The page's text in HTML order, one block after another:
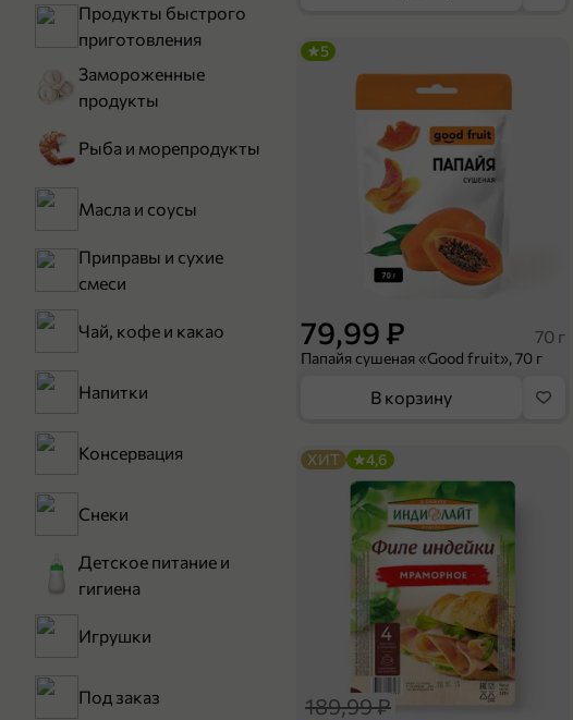
Продукты быстрого
приготовления
Замороженные
продукты
Рыба и морепродукты
Масла и соусы
Приправы и сухие
смеси
Чай, кофе и какао
Напитки
Консервация
Снеки
Детское питание и
гигиена
Игрушки
Под заказ
79,99 ₽ 70 г
Папайя сушеная «Good fruit», 70 г
5
В корзину
189,99 ₽
ХИТ 4,6